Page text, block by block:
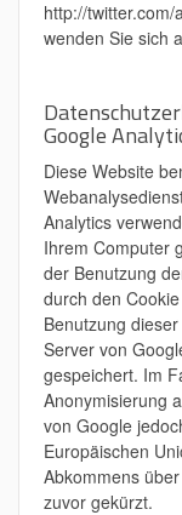
http://
wenden Sie sich
Google
Diese Website
Analytics
Ihrem Computer
der Benutzung
durch den
Benutzung
Server von
gespeichert. Im
Anonymisierung
von Google
Europäischen
Abkommens
zuvor gekürzt.